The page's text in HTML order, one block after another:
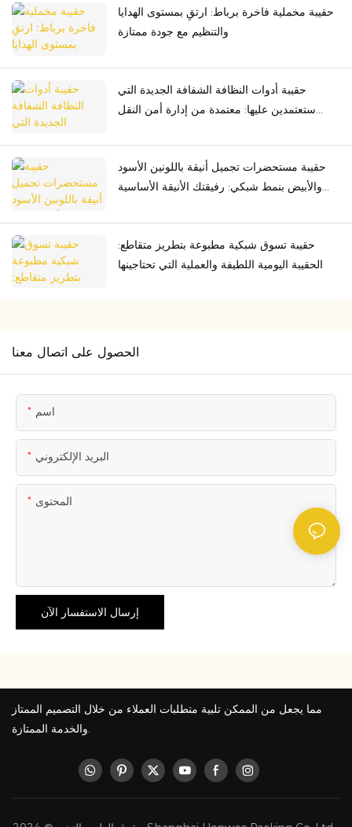
حقيبة مخملية فاخرة برباط: ارتقِ بمستوى الهدايا
والتنظيم مع جودة ممتازة
حقيبة أدوات النظافة الشفافة الجديدة التي
ستعتمدين عليها: معتمدة من إدارة أمن النقل
حقيبة مستحضرات تجميل أنيقة باللونين الأسود
والأبيض بنمط شبكي: رفيقتك الأنيقة الأساسية
حقيبة تسوق شبكية مطبوعة بتطريز متقاطع:
الحقيبة اليومية اللطيفة والعملية التي تحتاجينها
الحصول على اتصال معنا
اسم
البريد الإلكتروني
المحتوى
إرسال الاستفسار الآن
مما يجعل من الممكن تلبية متطلبات العملاء من خلال التصميم الممتاز
والخدمة الممتازة.